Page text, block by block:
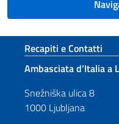
Sezione
Recapiti e Contatti
Ambasciata d’Italia a
Snežniška ulica 8
1000 Ljubljana